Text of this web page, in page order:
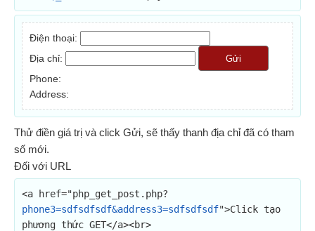
Điện thoại:
Địa chỉ:
Gửi
Phone:
Address:
Thử điền giá trị và click Gửi, sẽ thấy thanh địa chỉ đã có tham
số mới.
Đối với URL
<a href="php_get_post.php?
phone3=sdfsdfsdf&address3=sdfsdfsdf">Click tạo
phương thức GET</a><br>